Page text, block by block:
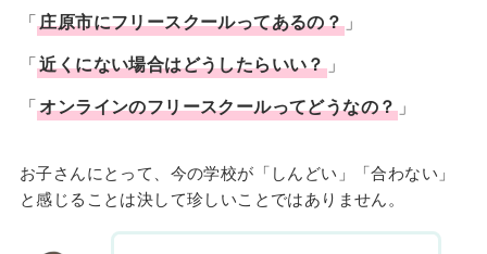
「庄原市にフリースクールってあるの？ 」
「近くにない場合はどうしたらいい？」
「オンラインのフリースクールってどうなの？ 」
お子さんにとって、今の学校が「しんどい」「合わない」
と感じることは決して珍しいことではありません。